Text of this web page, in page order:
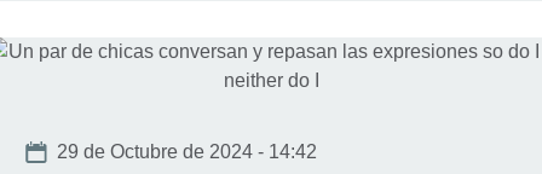
Date
29 de Octubre de 2024 - 14:42